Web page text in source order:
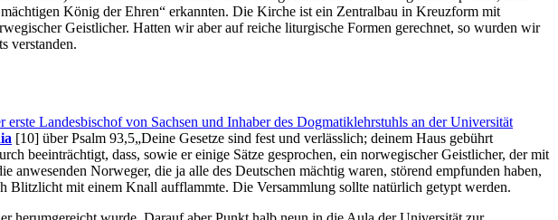
König der Ehren
erkannten. Die Kirche ist ein Zentralbau in Kreuzform mit
Geistlicher. Hatten wir aber auf reiche liturgische Formen gerechnet, so wurden wir
verstanden.
Landesbischof von Sachsen und Inhaber des Dogmatiklehrstuhls an der Universität
[10] überPsalm 93,5 Deine Gesetze sind fest und verlässlich; deinem Haus gebührt
beeinträchtigt, dass, sowie er einige Sätze gesprochen, ein norwegischer Geistlicher, der mit
anwesenden Norweger, die ja alle des Deutschen mächtig waren, störend empfunden haben,
Blitzlicht mit einem Knall aufflammte. Die Versammlung sollte natürlich getypt werden.